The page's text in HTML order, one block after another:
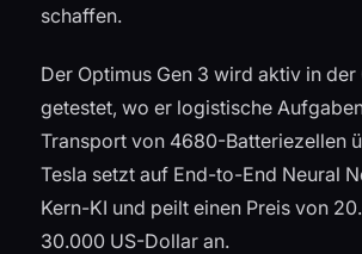
schaffen.
Der Optimus Gen 3 wird aktiv in der
getestet, wo er logistische
Transport von 4680-Batteriezellen
Tesla setzt auf End-to-End Neural
Kern-KI und peilt einen Preis von
30.000 US-Dollar an.